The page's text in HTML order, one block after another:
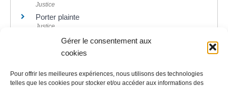
Gérer le consentement aux
cookies
Pour offrir les meilleures expériences, nous utilisons des technologies
telles que les cookies pour stocker et/ou accéder aux informations des
Justice
Porter plainte
Justice
Plainte avec constitution de partie civile
Justice
Victime d'infraction : indemnisation par le fonds de